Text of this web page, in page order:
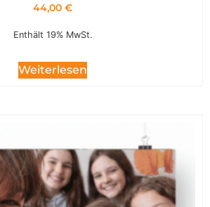
44,00 €
Enthält 19% MwSt.
Weiterlesen